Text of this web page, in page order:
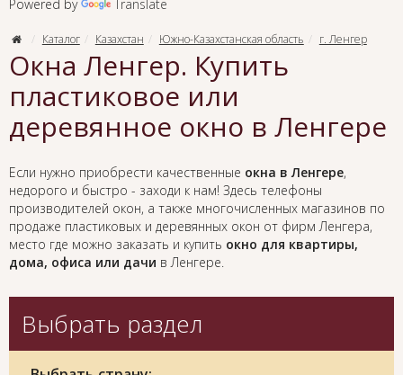
Powered by Translate
Каталог Казахстан Южно-Казахстанская область г. Ленгер
Окна Ленгер. Купить
пластиковое или
деревянное окно в Ленгере
Если нужно приобрести качественные окна в Ленгере,
недорого и быстро - заходи к нам! Здесь телефоны
производителей окон, а также многочисленных магазинов по
продаже пластиковых и деревянных окон от фирм Ленгера,
место где можно заказать и купить окно для квартиры,
дома, офиса или дачи в Ленгере.
Выбрать раздел